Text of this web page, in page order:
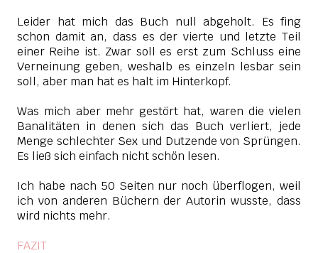
Leider hat mich das Buch null abgeholt. Es fing
schon damit an, dass es der vierte und letzte Teil
einer Reihe ist. Zwar soll es erst zum Schluss eine
Verneinung geben, weshalb es einzeln lesbar sein
soll, aber man hat es halt im Hinterkopf.
Was mich aber mehr gestört hat, waren die vielen
Banalitäten in denen sich das Buch verliert, jede
Menge schlechter Sex und Dutzende von Sprüngen.
Es ließ sich einfach nicht schön lesen.
Ich habe nach 50 Seiten nur noch überflogen, weil
ich von anderen Büchern der Autorin wusste, dass
wird nichts mehr.
FAZIT